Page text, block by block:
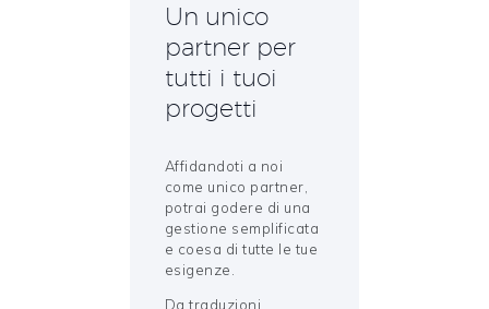
Un unico
partner per
tutti i tuoi
progetti
Affidandoti a noi
come unico partner,
potrai godere di una
gestione semplificata
e coesa di tutte le tue
esigenze.
Da traduzioni